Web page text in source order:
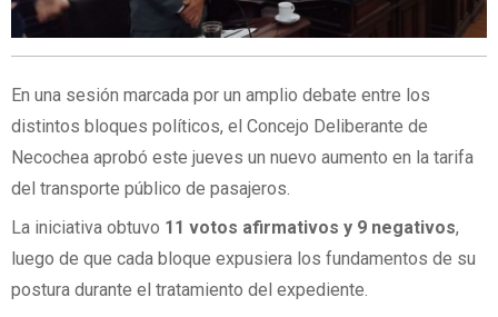
En una sesión marcada por un amplio debate entre los
distintos bloques políticos, el Concejo Deliberante de
Necochea aprobó este jueves un nuevo aumento en la tarifa
del transporte público de pasajeros.
La iniciativa obtuvo 11 votos afirmativos y 9 negativos,
luego de que cada bloque expusiera los fundamentos de su
postura durante el tratamiento del expediente.